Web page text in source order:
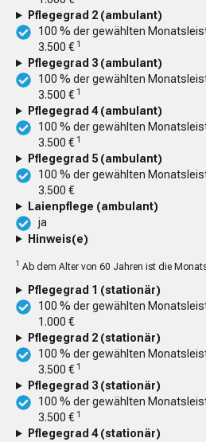
Pflegegrad 2 (ambulant)
100 % der gewählten
3.500 € 1
Pflegegrad 3 (ambulant)
100 % der gewählten
3.500 € 1
Pflegegrad 4 (ambulant)
100 % der gewählten
3.500 € 1
Pflegegrad 5 (ambulant)
100 % der gewählten
3.500 €
Laienpflege (ambulant)
ja
Hinweis(e)
1 Ab dem Alter von 60 Jahren ist die
Pflegegrad 1 (stationär)
100 % der gewählten
1.000 €
Pflegegrad 2 (stationär)
100 % der gewählten
3.500 € 1
Pflegegrad 3 (stationär)
100 % der gewählten
3.500 € 1
Pflegegrad 4 (stationär)